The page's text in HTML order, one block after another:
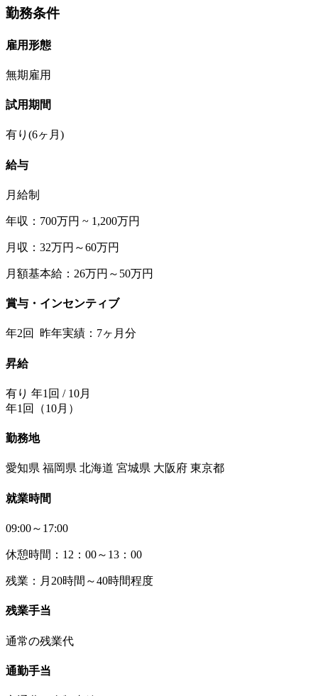
勤務条件
雇用形態
無期雇用
試用期間
有り(6ヶ月)
給与
月給制
年収：700万円 ~ 1,200万円
月収：32万円～60万円
月額基本給：26万円～50万円
賞与・インセンティブ
年2回 昨年実績：7ヶ月分
昇給
有り 年1回 / 10月
年1回（10月）
勤務地
愛知県 福岡県 北海道 宮城県 大阪府 東京都
就業時間
09:00～17:00
休憩時間：12：00～13：00
残業：月20時間～40時間程度
残業手当
通常の残業代
通勤手当